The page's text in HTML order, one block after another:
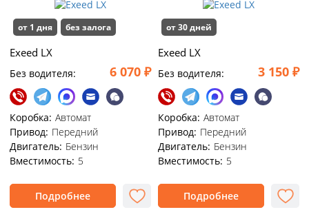
от 1 дня без залога
Exeed LX
Без водителя: 6 070 ₽
Коробка: Автомат
Привод: Передний
Двигатель: Бензин
Вместимость: 5
Подробнее
от 30 дней
Exeed LX
Без водителя: 3 150 ₽
Коробка: Автомат
Привод: Передний
Двигатель: Бензин
Вместимость: 5
Подробнее